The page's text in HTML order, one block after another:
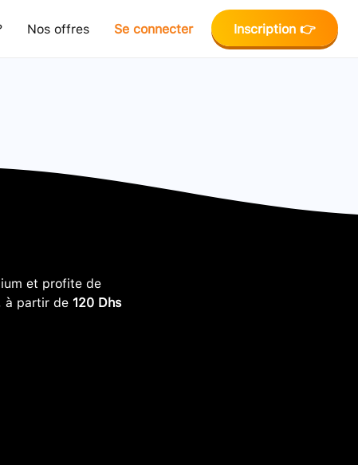
Nos offres Se connecter Inscription 👉
et profite de
à partir de 120 Dhs